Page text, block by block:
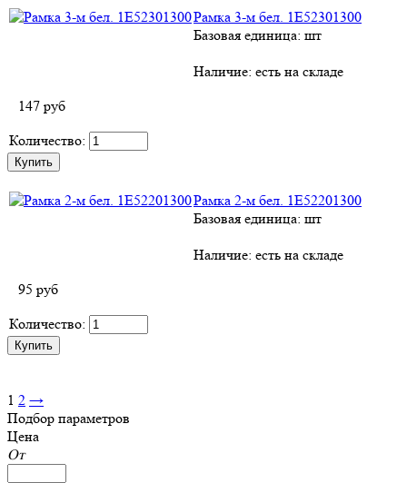
Рамка 3-м бел. 1E52301300
Базовая единица: шт
Наличие: есть на складе
147 руб
Количество:
Рамка 2-м бел. 1E52201300
Базовая единица: шт
Наличие: есть на складе
95 руб
Количество:
1 2 →
Подбор параметров
Цена
От